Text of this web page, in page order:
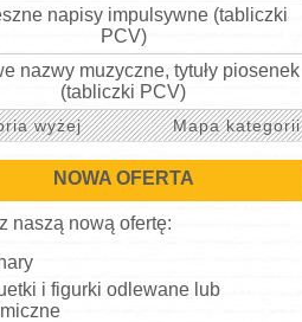
napisy impulsywne (tabliczki
PCV)
nazwy muzyczne, tytuły piosenek
(tabliczki PCV)
wyżej Mapa kategorii
NOWA OFERTA
naszą nową ofertę:
i figurki odlewane lub